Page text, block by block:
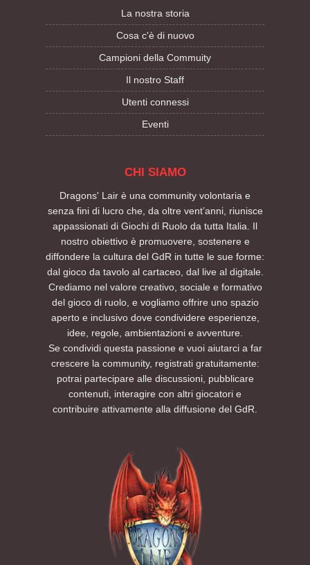
La nostra storia
Cosa c'è di nuovo
Campioni della Commuity
Il nostro Staff
Utenti connessi
Eventi
CHI SIAMO
Dragons' Lair è una community volontaria e
senza fini di lucro che, da oltre vent’anni, riunisce
appassionati di Giochi di Ruolo da tutta Italia. Il
nostro obiettivo è promuovere, sostenere e
diffondere la cultura del GdR in tutte le sue forme:
dal gioco da tavolo al cartaceo, dal live al digitale.
Crediamo nel valore creativo, sociale e formativo
del gioco di ruolo, e vogliamo offrire uno spazio
aperto e inclusivo dove condividere esperienze,
idee, regole, ambientazioni e avventure.
Se condividi questa passione e vuoi aiutarci a far
crescere la community, registrati gratuitamente:
potrai partecipare alle discussioni, pubblicare
contenuti, interagire con altri giocatori e
contribuire attivamente alla diffusione del GdR.